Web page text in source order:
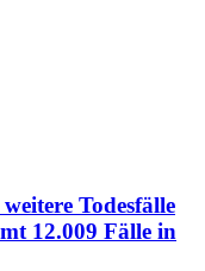
Todesfälle
12.009 Fälle in